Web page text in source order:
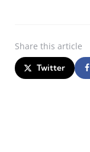
Share this article
Twitter